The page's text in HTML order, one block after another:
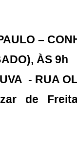
–
ÀS 9h
- RUA
de